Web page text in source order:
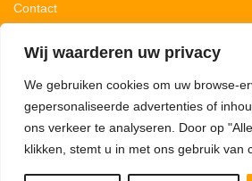
Wij waarderen uw privacy
We gebruiken cookies om uw browse-
gepersonaliseerde advertenties of
ons verkeer te analyseren. Door op
klikken, stemt u in met ons gebruik van
Contact
Privacybeleid Cookiebeleid
123Ledstrips.nl neemt deel aan